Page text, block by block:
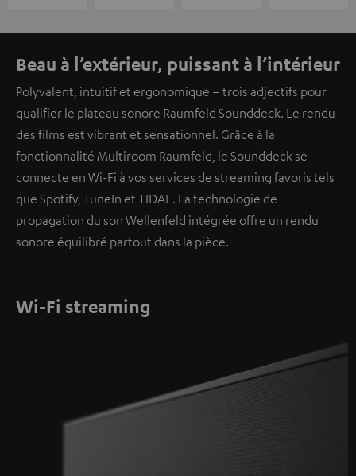
Beau à l’extérieur, puissant à l’intérieur
Polyvalent, intuitif et ergonomique – trois adjectifs pour
qualifier le plateau sonore Raumfeld Sounddeck. Le rendu
des films est vibrant et sensationnel. Grâce à la
fonctionnalité Multiroom Raumfeld, le Sounddeck se
connecte en Wi-Fi à vos services de streaming favoris tels
que Spotify, TuneIn et TIDAL. La technologie de
propagation du son Wellenfeld intégrée offre un rendu
sonore équilibré partout dans la pièce.
Wi-Fi streaming